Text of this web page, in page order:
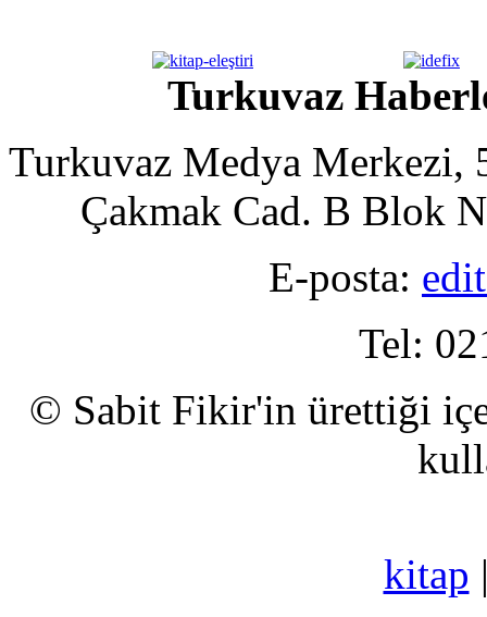
Turkuvaz
Turkuvaz Medya Merkezi,
Çakmak Cad. B Blok
E-posta:
Tel:
© Sabit Fikir'in ürettiği
kitap